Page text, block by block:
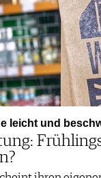
leicht und